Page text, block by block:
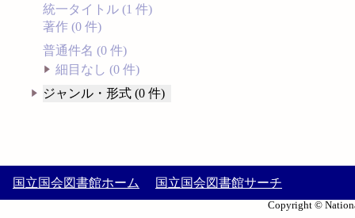
統一タイトル (1 件)
著作 (0 件)
普通件名 (0 件)
細目なし (0 件)
ジャンル・形式 (0 件)
国立国会図書館ホーム 国立国会図書館サーチ
Copyright ©